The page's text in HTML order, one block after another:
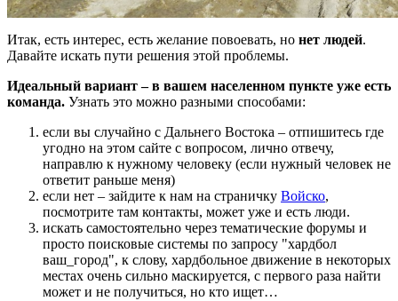
Итак, есть интерес, есть желание повоевать, но нет людей.
Давайте искать пути решения этой проблемы.
Идеальный вариант – в вашем населенном пункте уже есть
команда. Узнать это можно разными способами:
если вы случайно с Дальнего Востока – отпишитесь где
угодно на этом сайте с вопросом, лично отвечу,
направлю к нужному человеку (если нужный человек не
ответит раньше меня)
если нет – зайдите к нам на страничку Войско,
посмотрите там контакты, может уже и есть люди.
искать самостоятельно через тематические форумы и
просто поисковые системы по запросу "хардбол
ваш_город", к слову, хардбольное движение в некоторых
местах очень сильно маскируется, с первого раза найти
может и не получиться, но кто ищет…